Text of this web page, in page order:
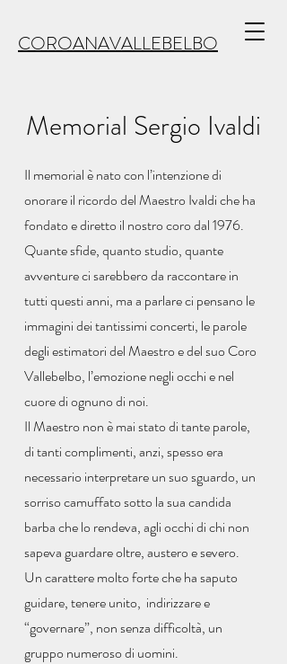
COROANAVALLEBELBO
Memorial Sergio Ivaldi
Il memorial è nato con l’intenzione di
onorare il ricordo del Maestro Ivaldi che ha
fondato e diretto il nostro coro dal 1976.
Quante sfide, quanto studio, quante
avventure ci sarebbero da raccontare in
tutti questi anni, ma a parlare ci pensano le
immagini dei tantissimi concerti, le parole
degli estimatori del Maestro e del suo Coro
Vallebelbo, l’emozione negli occhi e nel
cuore di ognuno di noi.
Il Maestro non è mai stato di tante parole,
di tanti complimenti, anzi, spesso era
necessario interpretare un suo sguardo, un
sorriso camuffato sotto la sua candida
barba che lo rendeva, agli occhi di chi non
sapeva guardare oltre, austero e severo.
Un carattere molto forte che ha saputo
guidare, tenere unito, indirizzare e
“governare”, non senza difficoltà, un
gruppo numeroso di uomini.